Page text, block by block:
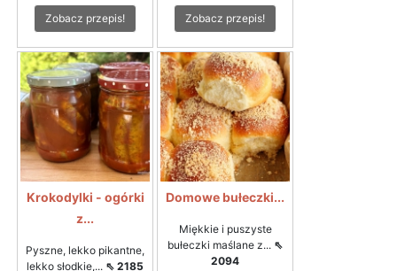
Zobacz przepis! Zobacz przepis!
Krokodylki - ogórki
z...
Pyszne, lekko pikantne,
lekko słodkie,... ⇖ 2185
Domowe bułeczki...
Miękkie i puszyste
bułeczki maślane z... ⇖
2094